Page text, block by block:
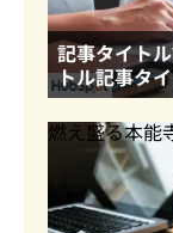
記事タイト
トル記事タ
燃え盛る本能